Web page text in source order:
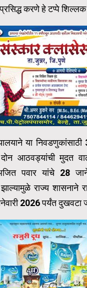
प्रसिद्ध करणे हे टप्पे
या
आठवड्यांची मुदत
पवार यांचे 28
राज्य शासनाने
2026 पर्यंत दुखवटा